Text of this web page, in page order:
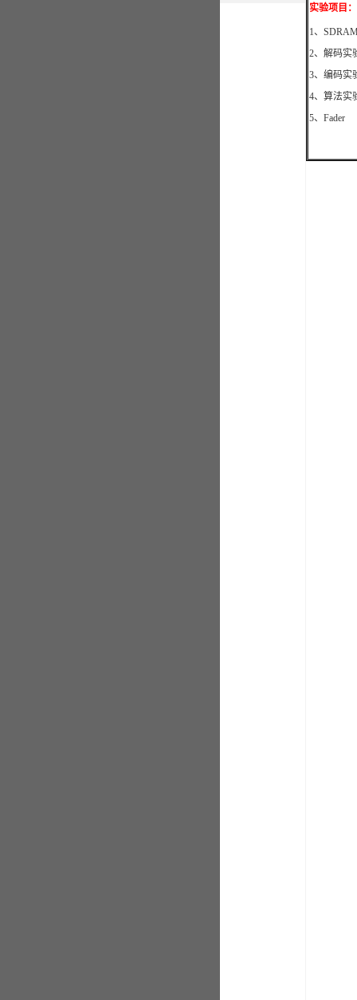
实验项目：
1、
2、解码实
3、编码实
4、算法实
5、Fader